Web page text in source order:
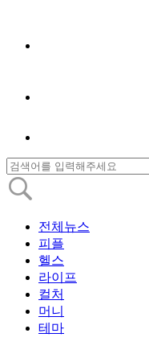
전체뉴스
피플
헬스
라이프
컬처
머니
테마